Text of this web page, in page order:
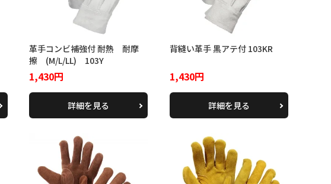
革手コンビ補強付 耐熱 耐摩
擦 (M/L/LL) 103Y
1,430円
詳細を見る
背縫い革手 黒アテ付 103KR
1,430円
詳細を見る